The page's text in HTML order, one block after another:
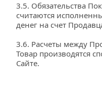
3.5. Обязательства
считаются
денег на счет
3.6. Расчеты между
Товар производятся
Сайте.